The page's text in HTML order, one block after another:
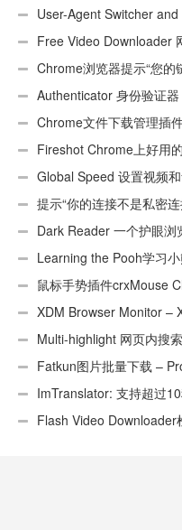
User-Agent Switcher
UA)Free Video Downloader
ts文件Chrome浏览器提示“您的
Authenticator 身份验证器
Chrome文件下载管理插
Fireshot Chrome上好用
页）Global Speed 设置视频
提示“你的连接不是私密
Dark Reader 一个护眼
Learning the Pooh学习
鼠标手势插件crxMouse
Chrome(TM)汉化版）
XDM Browser Monitor –
Multi-highlight 网页内搜
Fatkun图片批量下载 –
ImTranslator: 支持超过
性不错Flash Video